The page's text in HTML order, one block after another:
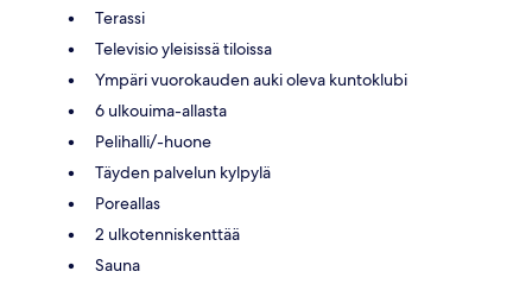
Terassi
Televisio yleisissä tiloissa
Ympäri vuorokauden auki oleva kuntoklubi
6 ulkouima-allasta
Pelihalli/-huone
Täyden palvelun kylpylä
Poreallas
2 ulkotenniskenttää
Sauna